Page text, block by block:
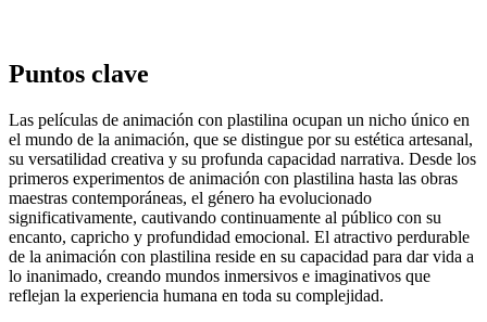
Puntos clave
Las películas de animación con plastilina ocupan un nicho único en
el mundo de la animación, que se distingue por su estética artesanal,
su versatilidad creativa y su profunda capacidad narrativa. Desde los
primeros experimentos de animación con plastilina hasta las obras
maestras contemporáneas, el género ha evolucionado
significativamente, cautivando continuamente al público con su
encanto, capricho y profundidad emocional. El atractivo perdurable
de la animación con plastilina reside en su capacidad para dar vida a
lo inanimado, creando mundos inmersivos e imaginativos que
reflejan la experiencia humana en toda su complejidad.